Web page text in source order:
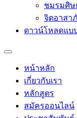
ชมรมศิษ
จิตอาสา
ดาวน์โหลดแบ
หน้าหลัก
เกี่ยวกับเรา
หลักสูตร
สมัครออนไลน์